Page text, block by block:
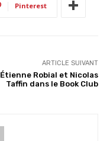
Pinterest
ARTICLE SUIVANT
Étienne Robial et Nicolas
Taffin dans le Book Club